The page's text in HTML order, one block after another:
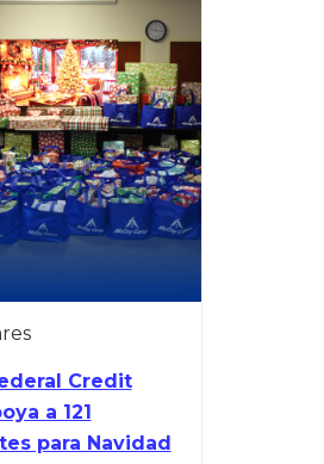
Credit
a 121
para Navidad